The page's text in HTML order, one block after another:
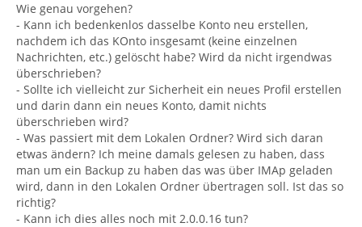
Wie genau vorgehen?
- Kann ich bedenkenlos dasselbe Konto neu erstellen,
nachdem ich das KOnto insgesamt (keine einzelnen
Nachrichten, etc.) gelöscht habe? Wird da nicht irgendwas
überschrieben?
- Sollte ich vielleicht zur Sicherheit ein neues Profil erstellen
und darin dann ein neues Konto, damit nichts
überschrieben wird?
- Was passiert mit dem Lokalen Ordner? Wird sich daran
etwas ändern? Ich meine damals gelesen zu haben, dass
man um ein Backup zu haben das was über IMAp geladen
wird, dann in den Lokalen Ordner übertragen soll. Ist das so
richtig?
- Kann ich dies alles noch mit 2.0.0.16 tun?